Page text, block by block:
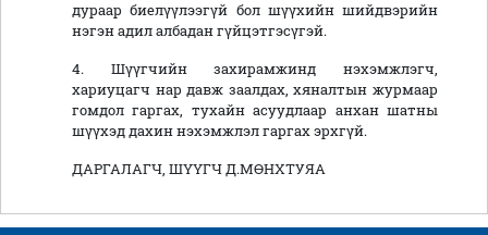
дураар биелүүлээгүй бол шүүхийн шийдвэрийн
нэгэн адил албадан гүйцэтгэсүгэй.
4. Шүүгчийн захирамжинд нэхэмжлэгч,
хариуцагч нар давж заалдах, хяналтын журмаар
гомдол гаргах, тухайн асуудлаар анхан шатны
шүүхэд дахин нэхэмжлэл гаргах эрхгүй.
ДАРГАЛАГЧ, ШҮҮГЧ Д.МӨНХТУЯА